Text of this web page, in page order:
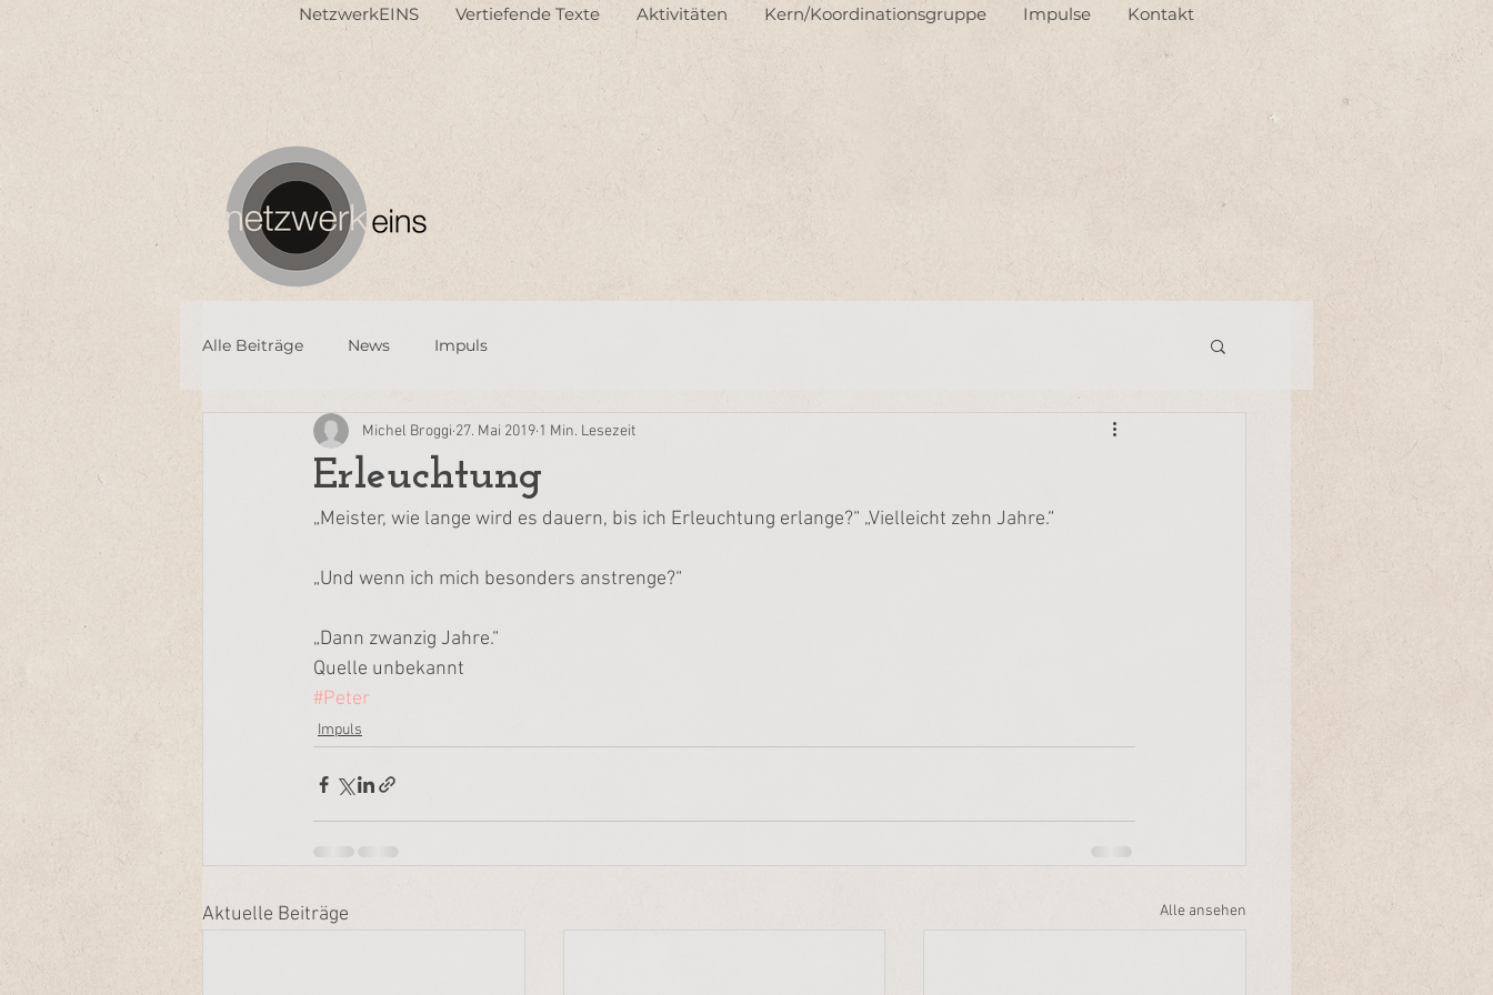
NetzwerkEINS Vertiefende Texte Aktivitäten Kern/Koordinationsgruppe Impulse Kontakt
Alle Beiträge News Impuls
Erleuchtung
Michel Broggi 27. Mai 2019 1 Min. Lesezeit
„Meister, wie lange wird es dauern, bis ich Erleuchtung erlange?“ „Vielleicht zehn Jahre.“
„Und wenn ich mich besonders anstrenge?“
„Dann zwanzig Jahre.“
Quelle unbekannt
#Peter
Impuls
Aktuelle Beiträge Alle ansehen